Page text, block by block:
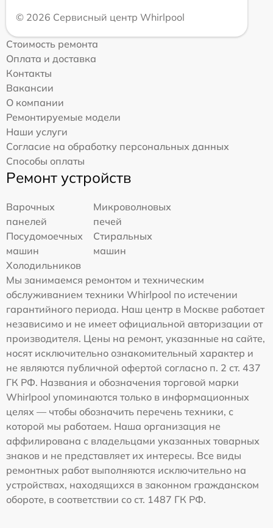
© 2026 Сервисный центр Whirlpool
Стоимость ремонта
Оплата и доставка
Контакты
Вакансии
О компании
Ремонтируемые модели
Наши услуги
Согласие на обработку персональных данных
Способы оплаты
Ремонт устройств
Варочных
панелей
Микроволновых
печей
Посудомоечных
машин
Стиральных
машин
Холодильников
Мы занимаемся ремонтом и техническим
обслуживанием техники Whirlpool по истечении
гарантийного периода. Наш центр в Москве работает
независимо и не имеет официальной авторизации от
производителя. Цены на ремонт, указанные на сайте,
носят исключительно ознакомительный характер и
не являются публичной офертой согласно п. 2 ст. 437
ГК РФ. Названия и обозначения торговой марки
Whirlpool упоминаются только в информационных
целях — чтобы обозначить перечень техники, с
которой мы работаем. Наша организация не
аффилирована с владельцами указанных товарных
знаков и не представляет их интересы. Все виды
ремонтных работ выполняются исключительно на
устройствах, находящихся в законном гражданском
обороте, в соответствии со ст. 1487 ГК РФ.